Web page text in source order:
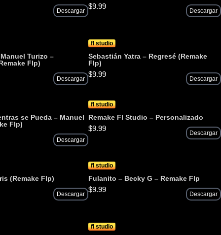
Descargar
$9.99
Descargar
Turizo –
Flp)
Descargar
fl studio
Sebastián Yatra – Regresé (Remake
Flp)
$9.99
Descargar
se Pueda – Manuel
Flp)
Descargar
fl studio
Remake Fl Studio – Personalizado
$9.99
Descargar
(Remake Flp)
Descargar
fl studio
Fulanito – Becky G – Remake Flp
$9.99
Descargar
fl studio